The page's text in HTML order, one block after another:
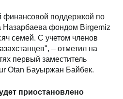
финансовой поддержкой по
Назарбаева фондом Birgemiz
семей. С учетом членов
– отметил на
первый заместитель
Otan Бауыржан Байбек.
приостановлено